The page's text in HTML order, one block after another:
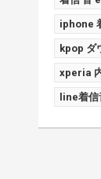
iphone
kpop ダ
xperia
line着